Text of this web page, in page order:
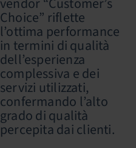
Choice” riflette
l’ottima performance
in termini di qualità
dell’esperienza
complessiva e dei
servizi utilizzati,
confermando l’alto
grado di qualità
percepita dai clienti.